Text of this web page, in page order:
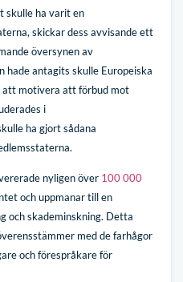
skulle ha varit en
skickar dess avvisande ett
översynen av
antagits skulle Europeiska
att motivera att förbud mot
i
ha gjort sådana
nyligen över 100 000
och uppmanar till en
och skademinskning. Detta
med de farhågor
och förespråkare för